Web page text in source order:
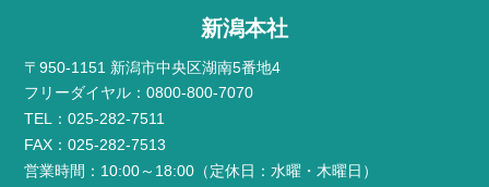
新潟本社
〒950-1151 新潟市中央区湖南5番地4
フリーダイヤル：0800-800-7070
TEL：025-282-7511
FAX：025-282-7513
営業時間：10:00～18:00（定休日：水曜・木曜日）